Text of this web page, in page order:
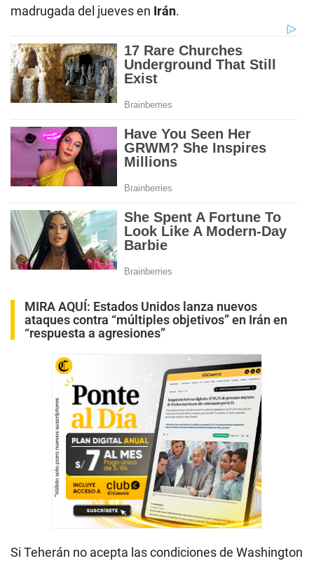
madrugada del jueves en Irán.
MIRA AQUÍ: Estados Unidos lanza nuevos
ataques contra “múltiples objetivos” en Irán en
“respuesta a agresiones”
Si Teherán no acepta las condiciones de Washington